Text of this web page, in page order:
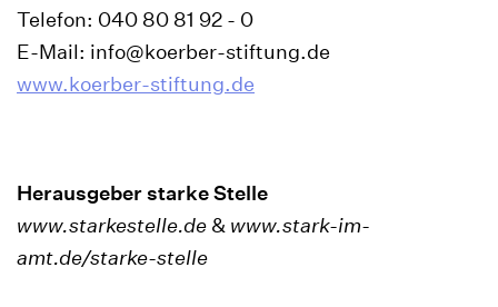
Telefon: 040 80 81 92 - 0
E-Mail: info@koerber-stiftung.de
www.koerber-stiftung.de
Herausgeber starke Stelle
www.starkestelle.de & www.stark-im-
amt.de/starke-stelle